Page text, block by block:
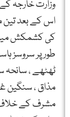
وزارت خارجہ
اس کے بعد تین
کی کشمکش میں
طور پر سروسز
ٹھٹھے ، سانحہ
مذاق ، سنگین